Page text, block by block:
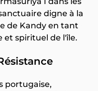
digne à la
de Kandy en tant
spirituel de l'île.
portugaise,